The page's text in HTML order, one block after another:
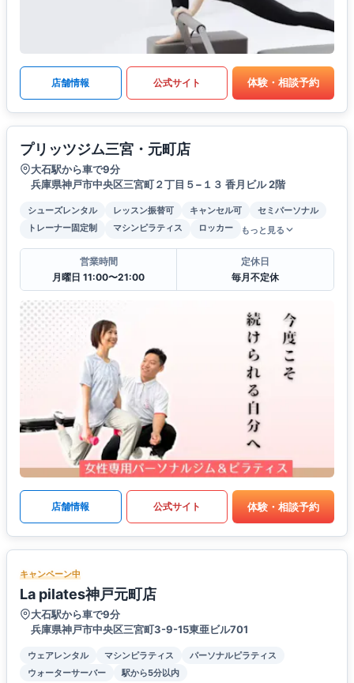
店舗情報 公式サイト 体験・相談予約
プリッツジム三宮・元町店
大石駅から車で9分
兵庫県神戸市中央区三宮町２丁目５−１３ 香月ビル 2階
シューズレンタル レッスン振替可 キャンセル可
セミパーソナル
トレーナー固定制
マシンピラティス ロッカー もっと見る
営業時間
月曜日 11:00〜21:00
定休日
毎月不定休
店舗情報 公式サイト 体験・相談予約
キャンペーン中
La pilates神戸元町店
大石駅から車で9分
兵庫県神戸市中央区三宮町3-9-15東亜ビル701
ウェアレンタル マシンピラティス
パーソナルピラティス
ウォーターサーバー
駅から5分以内